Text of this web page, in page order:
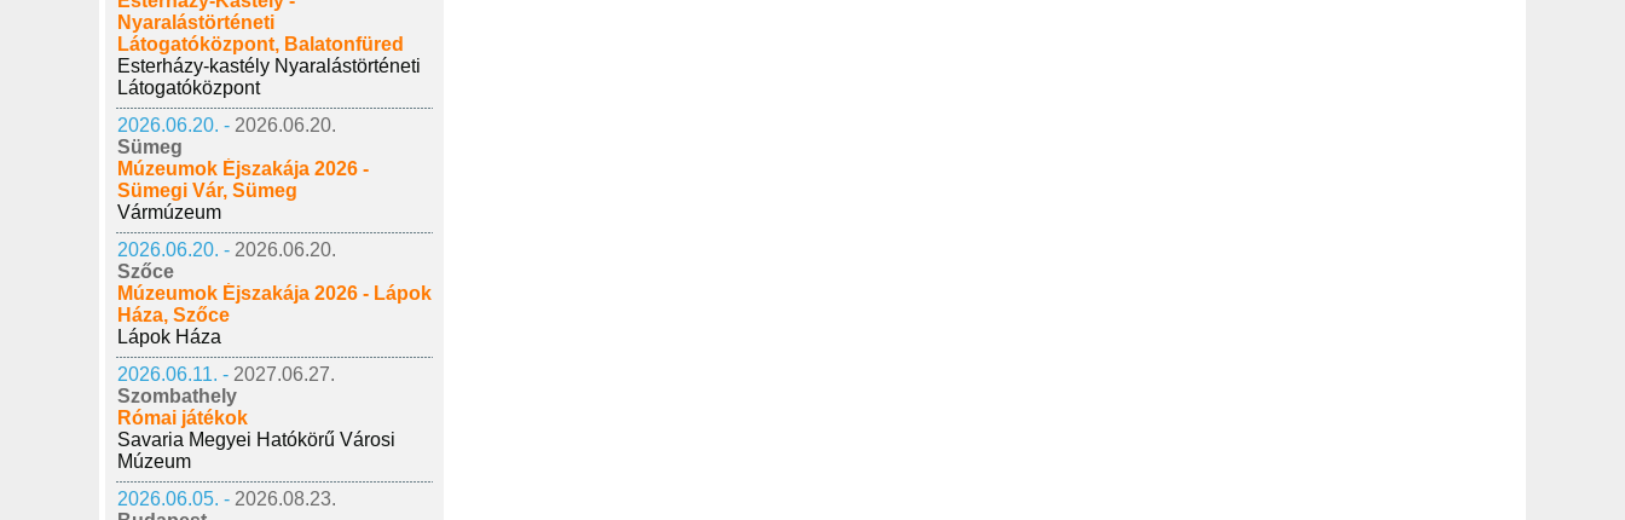
Nyaralástörténeti
Látogatóközpont, Balatonfüred
Esterházy-kastély Nyaralástörténeti
Látogatóközpont
2026.06.20. - 2026.06.20.
Sümeg
Múzeumok Éjszakája 2026 -
Sümegi Vár, Sümeg
Vármúzeum
2026.06.20. - 2026.06.20.
Szőce
Múzeumok Éjszakája 2026 - Lápok
Háza, Szőce
Lápok Háza
2026.06.11. - 2027.06.27.
Szombathely
Római játékok
Savaria Megyei Hatókörű Városi
Múzeum
2026.06.05. - 2026.08.23.